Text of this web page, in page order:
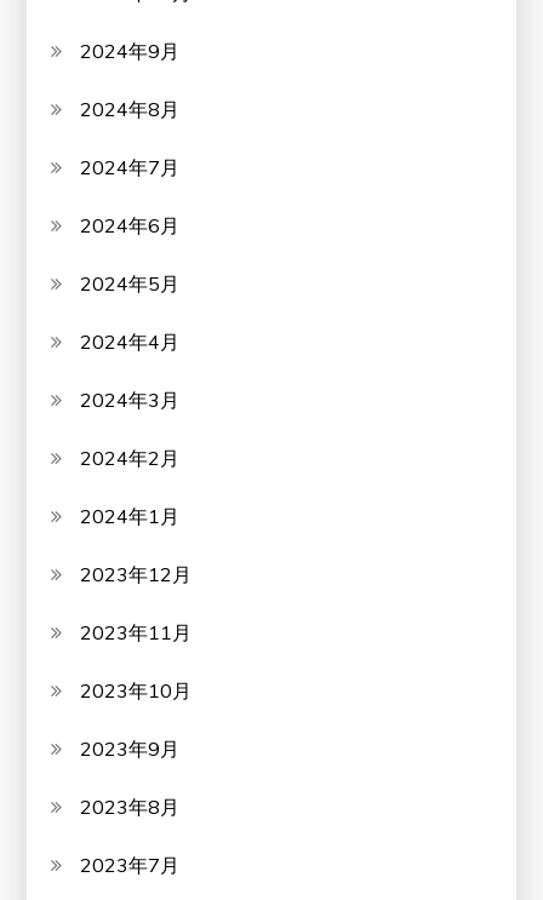
2024年9月
2024年8月
2024年7月
2024年6月
2024年5月
2024年4月
2024年3月
2024年2月
2024年1月
2023年12月
2023年11月
2023年10月
2023年9月
2023年8月
2023年7月